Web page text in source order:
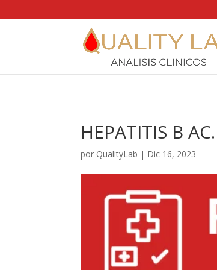
HEPATITIS B
por QualityLab | Dic 16, 2023